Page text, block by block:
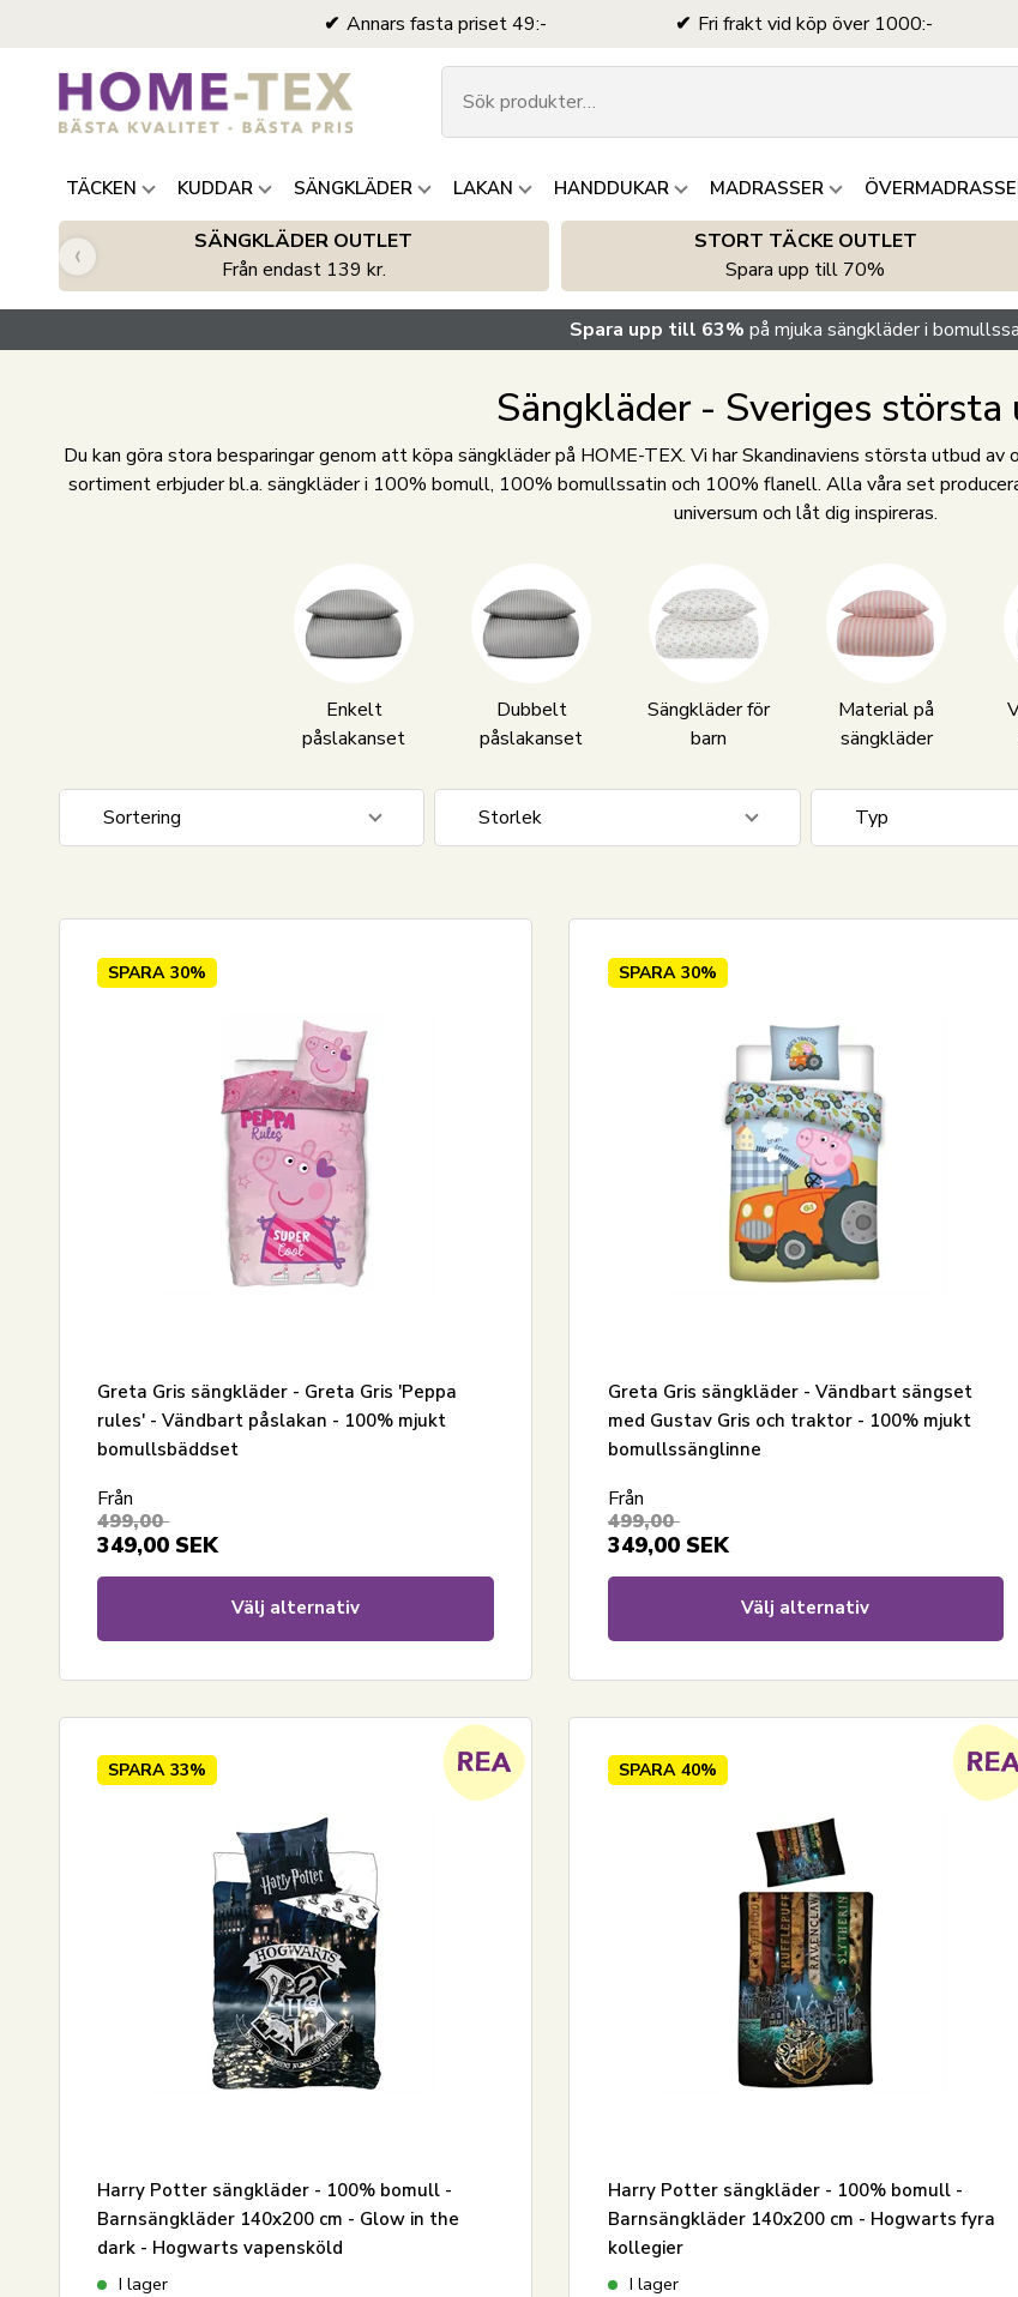
Annars fasta priset 49:- Fri frakt vid köp över 1000:-
TÄCKEN KUDDAR SÄNGKLÄDER LAKAN HANDDUKAR MADRASSER
SÄNGKLÄDER OUTLET
Från endast 139 kr.
STORT TÄCKE OUTLET
Spara upp till 70%
‹
Spara upp till 63% på mjuka sängkläder i
Sängkläder - Sveriges största
Du kan göra stora besparingar genom att köpa sängkläder på HOME-TEX. Vi har Skandinaviens största utbud
sortiment erbjuder bl.a. sängkläder i 100% bomull, 100% bomullssatin och 100% flanell. Alla våra set
universum och låt dig inspireras.
Enkelt
påslakanset
Dubbelt
påslakanset
Sängkläder för
barn
Material på
sängkläder
Sortering
Nyaste
Största besparingen
Storlek
279
Typ
SPARA 30%
Greta Gris sängkläder - Greta Gris 'Peppa
rules' - Vändbart påslakan - 100% mjukt
bomullsbäddset
Från
499,00
349,00 SEK
Välj alternativ
SPARA 30%
Greta Gris sängkläder - Vändbart sängset
med Gustav Gris och traktor - 100% mjukt
bomullssänglinne
Från
499,00
349,00 SEK
Välj alternativ
SPARA 33%
Harry Potter sängkläder - 100% bomull -
Barnsängkläder 140x200 cm - Glow in the
dark - Hogwarts vapensköld
I lager
SPARA 40%
Harry Potter sängkläder - 100% bomull -
Barnsängkläder 140x200 cm - Hogwarts fyra
kollegier
I lager